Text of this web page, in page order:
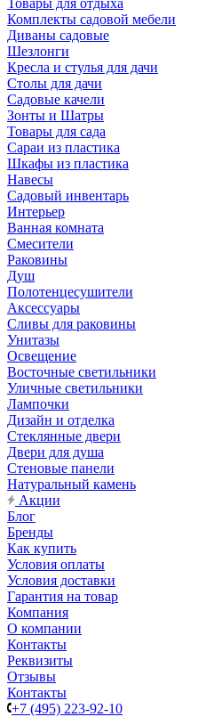
Товары для отдыха
Комплекты садовой мебели
Диваны садовые
Шезлонги
Кресла и стулья для дачи
Столы для дачи
Садовые качели
Зонты и Шатры
Товары для сада
Сараи из пластика
Шкафы из пластика
Навесы
Садовый инвентарь
Интерьер
Ванная комната
Смесители
Раковины
Душ
Полотенцесушители
Аксессуары
Сливы для раковины
Унитазы
Освещение
Восточные светильники
Уличные светильники
Лампочки
Дизайн и отделка
Стеклянные двери
Двери для душа
Стеновые панели
Натуральный камень
Акции
Блог
Бренды
Как купить
Условия оплаты
Условия доставки
Гарантия на товар
Компания
О компании
Контакты
Реквизиты
Отзывы
Контакты
+7 (495) 223-92-10